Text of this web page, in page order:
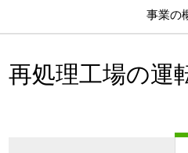
事業の
再処理工場の運